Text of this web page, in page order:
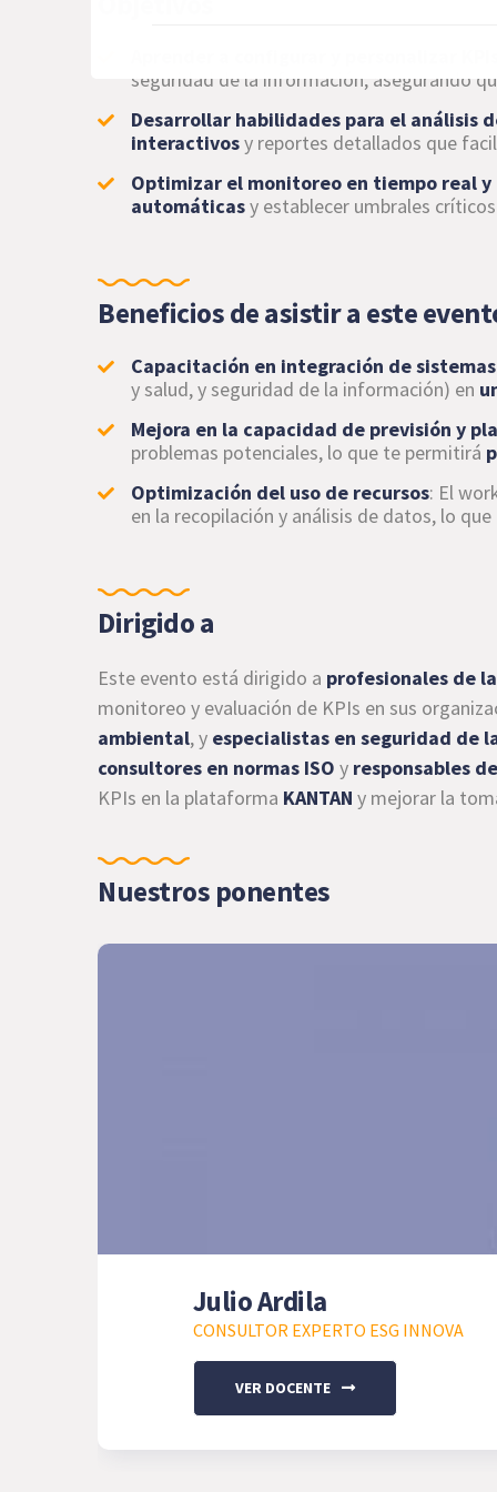
seguridad de la información, asegurando
Desarrollar habilidades para el análisis
interactivosy reportes detallados que
Optimizar el monitoreo en tiempo real
automáticasy establecer umbrales
Beneficios de asistir a este
Capacitación en integración de sistemas
y salud, y seguridad de la información) en
Mejora en la capacidad de previsión y
problemas potenciales, lo que te permitirá
Optimización del uso de recursos: El
en la recopilación y análisis de datos, lo
Dirigido a
Este evento está dirigido a profesionales de
monitoreo y evaluación de KPIs en sus
ambiental, y especialistas en seguridad de
consultores en normas ISO y responsables
KPIs en la plataforma KANTAN y mejorar la
Nuestros ponentes
Julio Ardila
CONSULTOR EXPERTO ESG INNOVA
VER DOCENTE